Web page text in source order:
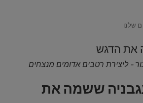
שלנו
את הדגש
- ליצירת רטבים אדומים מנצחים
ששמה את